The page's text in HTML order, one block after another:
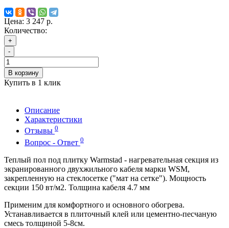
Цена: 3 247 р.
Количество:
+
-
В корзину
Купить в 1 клик
Описание
Характеристики
Отзывы 0
Вопрос - Ответ 0
Теплый пол под плитку Warmstad - нагревательная секция из
экранированного двухжильного кабеля марки WSM,
закрепленную на стеклосетке ("мат на сетке"). Мощность
секции 150 вт/м2. Толщина кабеля 4.7 мм
Применим для комфортного и основного обогрева.
Устанавливается в плиточный клей или цементно-песчаную
смесь толщиной 5-8см.